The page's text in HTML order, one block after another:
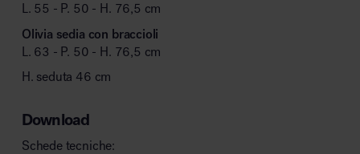
L. 55 - P. 50 - H. 76,5 cm
Olivia sedia con braccioli
L. 63 - P. 50 - H. 76,5 cm
H. seduta 46 cm
Download
Schede tecniche: